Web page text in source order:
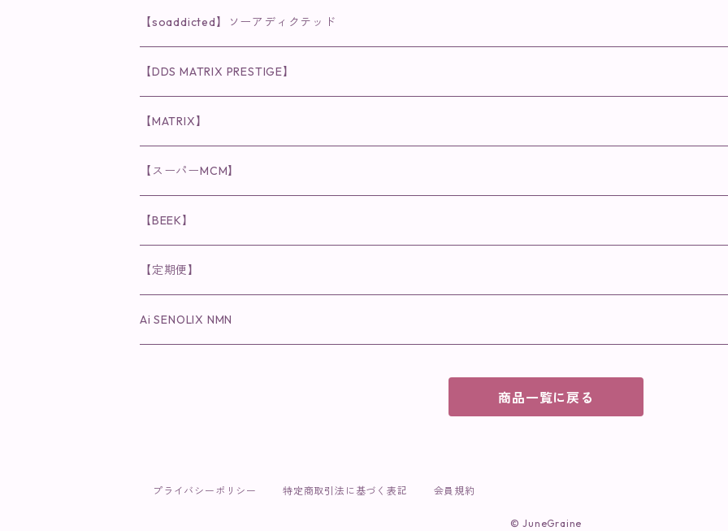
クレンジング・洗顔
化粧水
保湿ジェル・クリーム
ラディール
◉VI PLANTE
リキッド
ディフェンサー
メイク小物
◉ナチュリスティーアクレス
クレンジング
洗顔
◉インナーケア
食品
粒タイプ
◉cocochia
ヘナカラー
ヘアファンデーション
cocochiaお祝いギフトセット(包装あり)
◉美顔器
◉スペシャルケア
◉肌悩み
◉V3シリーズ
ファンデーション・ベース
クレンジング・洗顔
リップ
◉V3 VSPIC C Line
クレンジング・洗顔
化粧水
◉スピケアシリーズ
◉V.O.Sシリーズ
クレンジング・洗顔
化粧水
◉メンズシリーズ
クレンジング・洗顔
◉MESシリーズ
【soaddicted】ソーアディクテッド
ラッシュアディクト
まつ毛用美容液
眉毛用美容液
リップアディクト
唇用美容液
ヘアアディクト
【DDS MATRIX PRESTIGE】
スキンケアシリーズ
美容液
【MATRIX】
スキンケアシリーズ
美容液
洗顔
【スーパーMCM】
インナーケア
【BEEK】
インナーケア
【定期便】
Ai SENOLIX NMN
商品一覧に戻る
プライバシーポリシー 特定商取引法に基づく表記 会員規約
© JuneGraine